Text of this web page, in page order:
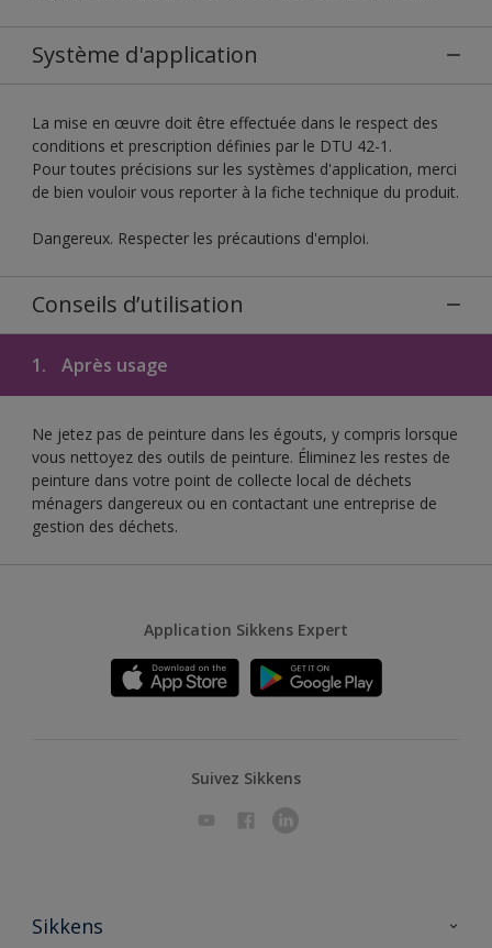
Système d'application
La mise en œuvre doit être effectuée dans le respect des
conditions et prescription définies par le DTU 42-1.
Pour toutes précisions sur les systèmes d'application, merci
de bien vouloir vous reporter à la fiche technique du produit.
Dangereux. Respecter les précautions d'emploi.
Conseils d’utilisation
1. Après usage
Ne jetez pas de peinture dans les égouts, y compris lorsque
vous nettoyez des outils de peinture. Éliminez les restes de
peinture dans votre point de collecte local de déchets
ménagers dangereux ou en contactant une entreprise de
gestion des déchets.
Application Sikkens Expert
Suivez Sikkens
Sikkens